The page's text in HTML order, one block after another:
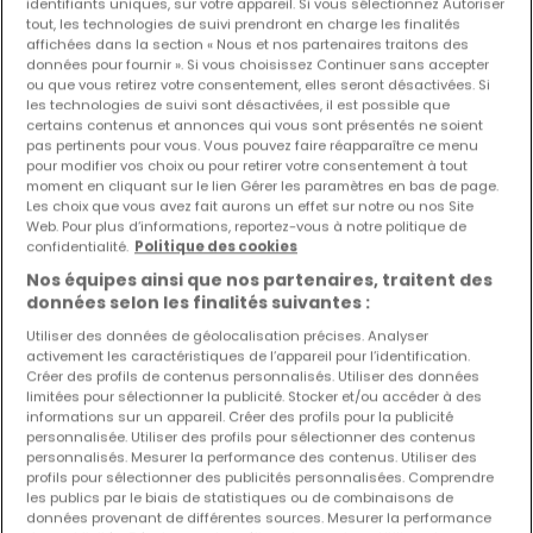
Les nouvelles annonces et baisses de prix en
avant première !
Activez une alerte sur cette recherche pour recevoir les
nouveaux biens ainsi que les changements de prix dans
votre boite email !
Créez une alerte
Maisons 1 chambre à proximité de Mertert
Maisons 1 chambre Wiltingen
Maisons par nombre de chambres
2 chambres
3 chambres
4 chambres
tout, les technologies de suivi prendront en charge les finalités
affichées dans la section « Nous et nos partenaires traitons des
données pour fournir ». Si vous choisissez Continuer sans accepter
ou que vous retirez votre consentement, elles seront désactivées. Si
les technologies de suivi sont désactivées, il est possible que
certains contenus et annonces qui vous sont présentés ne soient
pas pertinents pour vous. Vous pouvez faire réapparaître ce menu
pour modifier vos choix ou pour retirer votre consentement à tout
moment en cliquant sur le lien Gérer les paramètres en bas de page.
Les choix que vous avez fait aurons un effet sur notre ou nos Site
Web. Pour plus d’informations, reportez-vous à notre politique de
confidentialité. Politique des cookies
Nos équipes ainsi que nos partenaires, traitent des
données selon les finalités suivantes :
Utiliser des données de géolocalisation précises. Analyser
activement les caractéristiques de l’appareil pour l’identification.
Créer des profils de contenus personnalisés. Utiliser des données
limitées pour sélectionner la publicité. Stocker et/ou accéder à des
informations sur un appareil. Créer des profils pour la publicité
personnalisée. Utiliser des profils pour sélectionner des contenus
personnalisés. Mesurer la performance des contenus. Utiliser des
profils pour sélectionner des publicités personnalisées. Comprendre
les publics par le biais de statistiques ou de combinaisons de
données provenant de différentes sources. Mesurer la performance